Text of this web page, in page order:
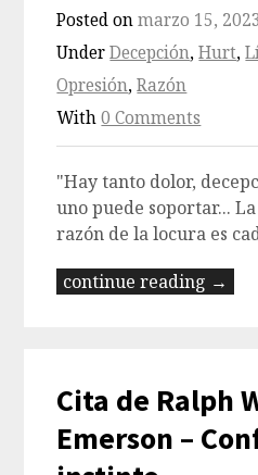
Posted onmarzo 15, 2023
UnderDecepción,Hurt,
Opresión,Razón
With0 Comments
"Hay tanto dolor,
uno puede soportar...
razón de la locura es
continue reading →
Cita de Ralph
Emerson –